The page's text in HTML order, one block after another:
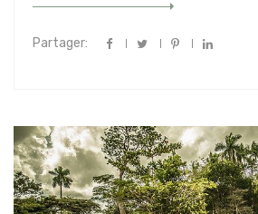
Partager: